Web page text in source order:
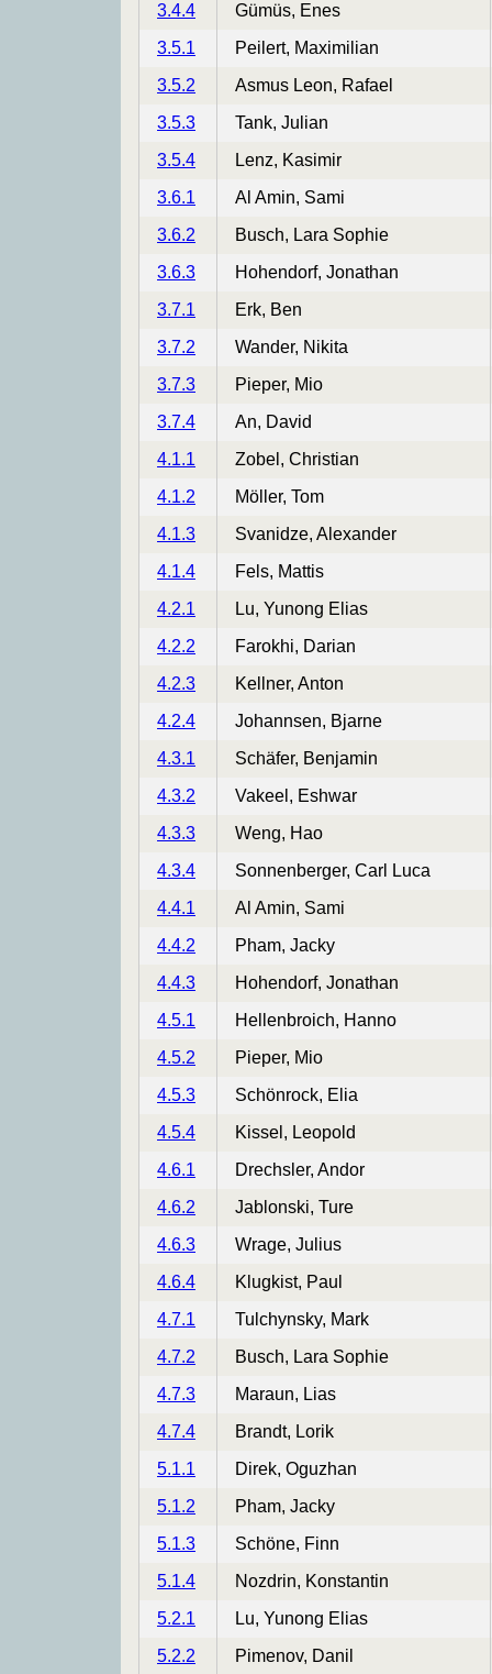
3.4.4
Gümüs, Enes
3.5.1
Peilert, Maximilian
3.5.2
Asmus Leon, Rafael
3.5.3
Tank, Julian
3.5.4
Lenz, Kasimir
3.6.1
Al Amin, Sami
3.6.2
Busch, Lara Sophie
3.6.3
Hohendorf, Jonathan
3.7.1
Erk, Ben
3.7.2
Wander, Nikita
3.7.3
Pieper, Mio
3.7.4
An, David
4.1.1
Zobel, Christian
4.1.2
Möller, Tom
4.1.3
Svanidze, Alexander
4.1.4
Fels, Mattis
4.2.1
Lu, Yunong Elias
4.2.2
Farokhi, Darian
4.2.3
Kellner, Anton
4.2.4
Johannsen, Bjarne
4.3.1
Schäfer, Benjamin
4.3.2
Vakeel, Eshwar
4.3.3
Weng, Hao
4.3.4
Sonnenberger, Carl Luca
4.4.1
Al Amin, Sami
4.4.2
Pham, Jacky
4.4.3
Hohendorf, Jonathan
4.5.1
Hellenbroich, Hanno
4.5.2
Pieper, Mio
4.5.3
Schönrock, Elia
4.5.4
Kissel, Leopold
4.6.1
Drechsler, Andor
4.6.2
Jablonski, Ture
4.6.3
Wrage, Julius
4.6.4
Klugkist, Paul
4.7.1
Tulchynsky, Mark
4.7.2
Busch, Lara Sophie
4.7.3
Maraun, Lias
4.7.4
Brandt, Lorik
5.1.1
Direk, Oguzhan
5.1.2
Pham, Jacky
5.1.3
Schöne, Finn
5.1.4
Nozdrin, Konstantin
5.2.1
Lu, Yunong Elias
5.2.2
Pimenov, Danil